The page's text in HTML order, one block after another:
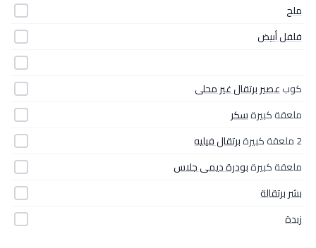
ملح
فلفل أبيض
كوبعصير برتقال غير محلى
ملعقة كبيرةسكر
2 ملعقة كبيرة
برتقال فيليه
ملعقة كبيرةبودرة ديمى جلاس
بشر برتقالة
زبدة